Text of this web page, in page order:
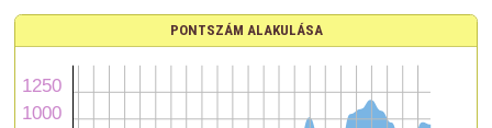
PONTSZÁM ALAKULÁSA